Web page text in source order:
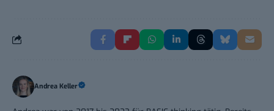
Andrea Keller